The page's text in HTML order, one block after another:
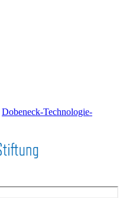
Dobeneck-Technologie-